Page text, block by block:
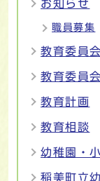
お知らせ
職員募集
教育委員会
教育委員
教育計画
教育相談
幼稚園・
稲美町立